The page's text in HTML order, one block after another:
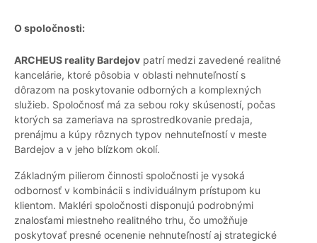
O spoločnosti:
ARCHEUS reality Bardejov patrí medzi zavedené realitné
kancelárie, ktoré pôsobia v oblasti nehnuteľností s
dôrazom na poskytovanie odborných a komplexných
služieb. Spoločnosť má za sebou roky skúseností, počas
ktorých sa zameriava na sprostredkovanie predaja,
prenájmu a kúpy rôznych typov nehnuteľností v meste
Bardejov a v jeho blízkom okolí.
Základným pilierom činnosti spoločnosti je vysoká
odbornosť v kombinácii s individuálnym prístupom ku
klientom. Makléri spoločnosti disponujú podrobnými
znalosťami miestneho realitného trhu, čo umožňuje
poskytovať presné ocenenie nehnuteľností aj strategické